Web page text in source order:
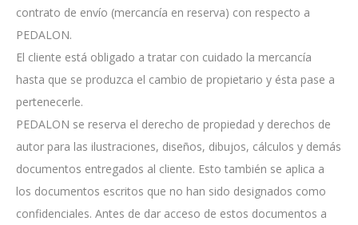
contrato de envío (mercancía en reserva) con respecto a
PEDALON.
El cliente está obligado a tratar con cuidado la mercancía
hasta que se produzca el cambio de propietario y ésta pase a
pertenecerle.
PEDALON se reserva el derecho de propiedad y derechos de
autor para las ilustraciones, diseños, dibujos, cálculos y demás
documentos entregados al cliente. Esto también se aplica a
los documentos escritos que no han sido designados como
confidenciales. Antes de dar acceso de estos documentos a